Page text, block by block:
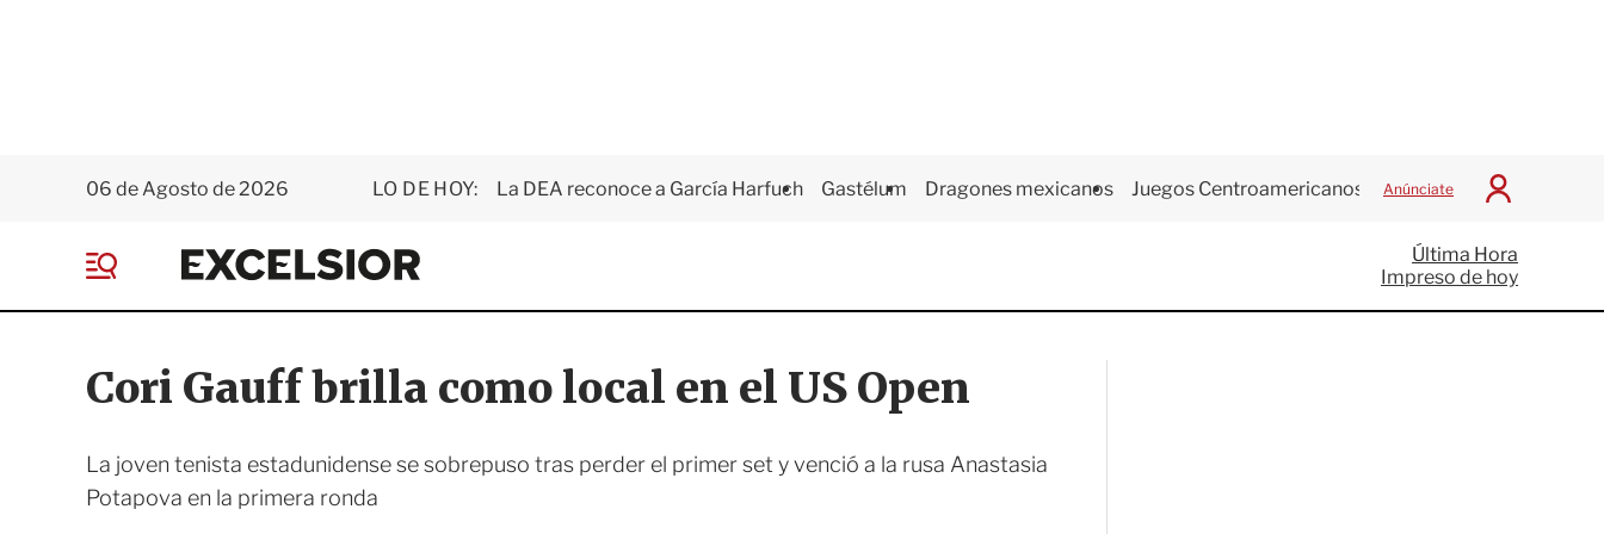
06 de Agosto de 2026 LO DE HOY: La DEA reconoce a García Harfuch Gastélum Dragones mexicanos Juegos Centroamericanos Anúnciate
I
c
i
a
E
x
e
i
o
e
Última Hora
Impreso de hoy
Cori Gauff brilla como local en el US Open
La joven tenista estadunidense se sobrepuso tras perder el primer set y venció a la rusa Anastasia
Potapova en la primera ronda